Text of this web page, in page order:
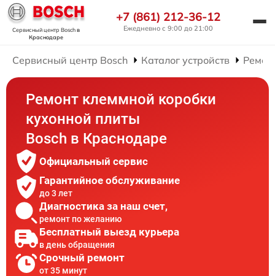
Сервисный центр Boschв
Краснодаре
+7 (861) 212-36-12
Ежедневно с 9:00 до 21:00
Сервисный центр Bosch Каталог устройств
Ремонт клеммной коробки
кухонной плиты
Bosch в Краснодаре
Официальный сервис
Гарантийное обслуживание
до 3 лет
Диагностика за наш счет,
ремонт по желанию
Бесплатный выезд курьера
в день обращения
Срочный ремонт
от 35 минут